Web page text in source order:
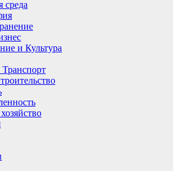
среда
и Культура